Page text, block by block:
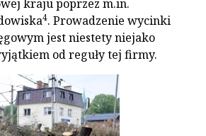
kraju poprzez m.in.
4. Prowadzenie wycinki
jest niestety niejako
od reguły tej firmy.